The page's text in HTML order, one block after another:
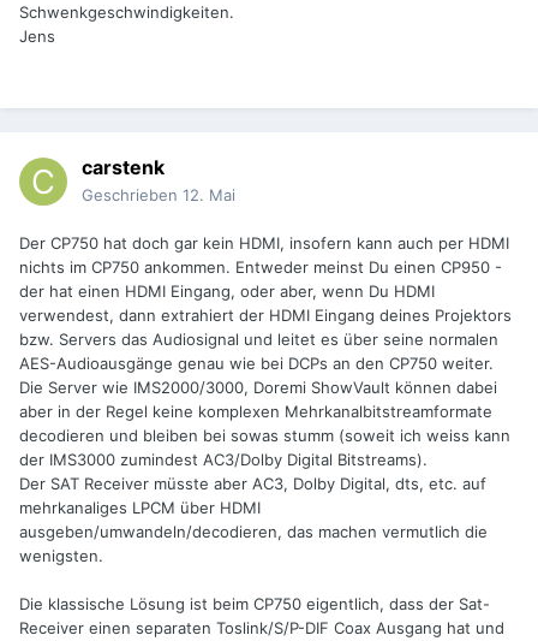
Schwenkgeschwindigkeiten.
Jens
carstenk
Geschrieben 12. Mai
Der CP750 hat doch gar kein HDMI, insofern kann auch per HDMI
nichts im CP750 ankommen. Entweder meinst Du einen CP950 -
der hat einen HDMI Eingang, oder aber, wenn Du HDMI
verwendest, dann extrahiert der HDMI Eingang deines Projektors
bzw. Servers das Audiosignal und leitet es über seine normalen
AES-Audioausgänge genau wie bei DCPs an den CP750 weiter.
Die Server wie IMS2000/3000, Doremi ShowVault können dabei
aber in der Regel keine komplexen Mehrkanalbitstreamformate
decodieren und bleiben bei sowas stumm (soweit ich weiss kann
der IMS3000 zumindest AC3/Dolby Digital Bitstreams).
Der SAT Receiver müsste aber AC3, Dolby Digital, dts, etc. auf
mehrkanaliges LPCM über HDMI
ausgeben/umwandeln/decodieren, das machen vermutlich die
wenigsten.
Die klassische Lösung ist beim CP750 eigentlich, dass der Sat-
Receiver einen separaten Toslink/S/P-DIF Coax Ausgang hat und